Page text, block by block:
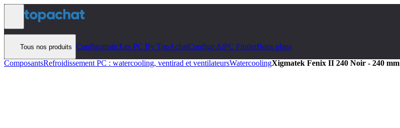
Aller au contenu
Tous nos produits ConfigomaticLes PC By TopAchatConfigo AiPC FinderBons plans
ComposantsRefroidissement PC : watercooling, ventirad et ventilateursWatercoolingXigmatek Fenix II 240 Noir - 240 mm